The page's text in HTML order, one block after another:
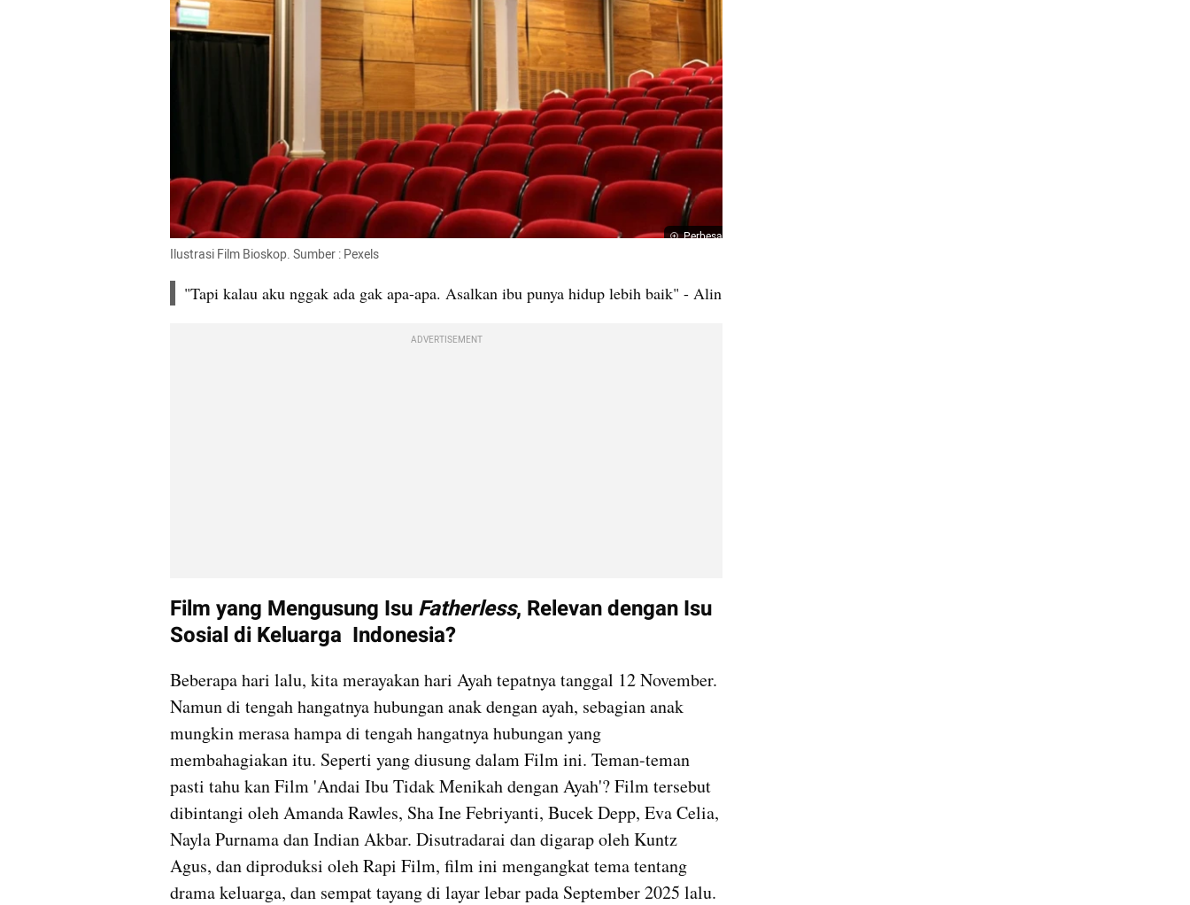
Perbesar
Ilustrasi Film Bioskop. Sumber : Pexels
"Tapi kalau aku nggak ada gak apa-apa. Asalkan ibu punya hidup lebih baik" - Alin
ADVERTISEMENT
Film yang Mengusung Isu Fatherless, Relevan dengan Isu
Sosial di Keluarga  Indonesia?
Beberapa hari lalu, kita merayakan hari Ayah tepatnya tanggal 12 November.
Namun di tengah hangatnya hubungan anak dengan ayah, sebagian anak
mungkin merasa hampa di tengah hangatnya hubungan yang
membahagiakan itu. Seperti yang diusung dalam Film ini. Teman-teman
pasti tahu kan Film 'Andai Ibu Tidak Menikah dengan Ayah'? Film tersebut
dibintangi oleh Amanda Rawles, Sha Ine Febriyanti, Bucek Depp, Eva Celia,
Nayla Purnama dan Indian Akbar. Disutradarai dan digarap oleh Kuntz
Agus, dan diproduksi oleh Rapi Film, film ini mengangkat tema tentang
drama keluarga, dan sempat tayang di layar lebar pada September 2025 lalu.